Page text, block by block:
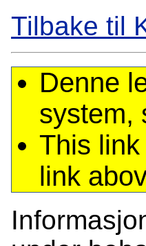
Tilbake til
Denne
system,
This
link